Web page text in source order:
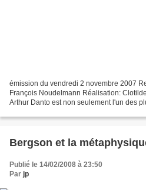
émission du vendredi 2 novembre 2007
François Noudelmann Réalisation:
Arthur Danto est non seulement l'un des
Bergson et la
Publié le 14/02/2008 à 23:50
Par jp